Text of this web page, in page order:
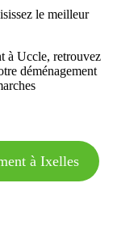
le meilleur
à Uccle, retrouvez
déménagement
à Ixelles